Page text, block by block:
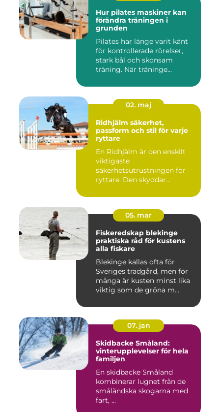
Hur pilates maskiner kan
förändra träningen i
grunden
Pilates har länge varit känt
för kontrollerade rörelser,
stark bål och skonsam
träning. När träninge...
02. maj
Ridhjälm säkerhet,
passform och stil för varje
ryttare
En Ridhjälm är den enskilt
viktigaste
säkerhetsutrustningen för
ryttare. Den skyddar
05. mar
Fiskeredskap blekinge
praktiska råd för kustens
alla fiskare
Blekinge kallas ofta för
Sveriges trädgård, men för
många är kusten minst lika
viktig som de gröna m...
07. jan
Skidbacke Småland:
vinterupplevelser för hela
familjen
En skidbacke Småland
kombinerar lugnet från de
småländska skogarna med
fart, ...